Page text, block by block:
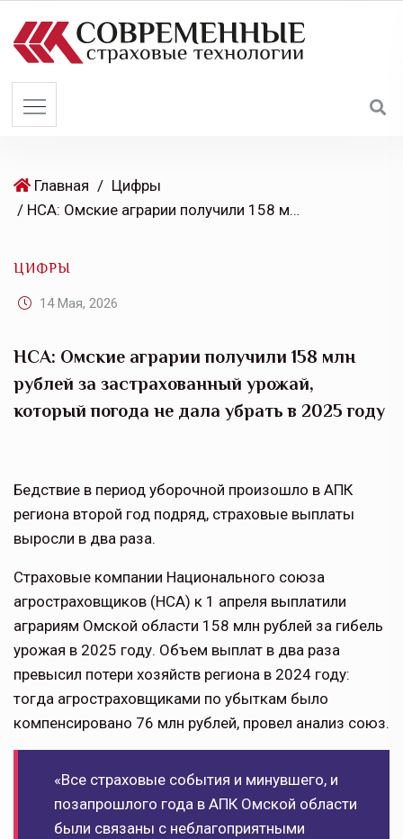
Главная / Цифры
/ НСА: Омские аграрии получили 158 млн рублей за застрахованный урожай, который погода не дала убрать в 2025 году
ЦИФРЫ
14 Мая, 2026
НСА: Омские аграрии получили 158 млн
рублей за застрахованный урожай,
который погода не дала убрать в 2025 году
Бедствие в период уборочной произошло в АПК
региона второй год подряд, страховые выплаты
выросли в два раза.
Страховые компании Национального союза
агростраховщиков (НСА) к 1 апреля выплатили
аграриям Омской области 158 млн рублей за гибель
урожая в 2025 году. Объем выплат в два раза
превысил потери хозяйств региона в 2024 году:
тогда агростраховщиками по убыткам было
компенсировано 76 млн рублей, провел анализ союз.
«Все страховые события и минувшего, и
позапрошлого года в АПК Омской области
были связаны с неблагоприятными